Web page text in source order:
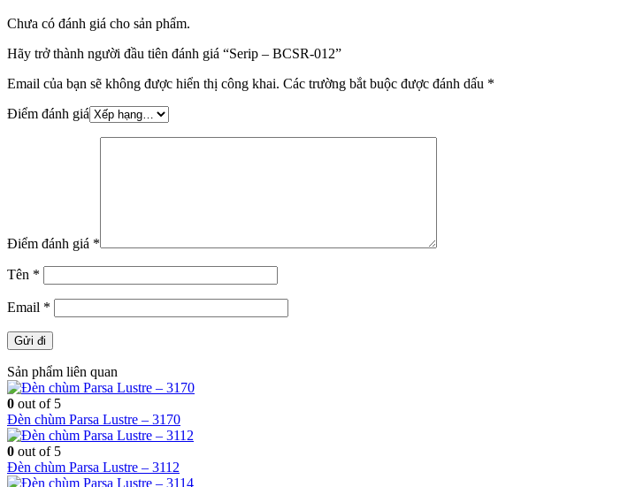
Chưa có đánh giá cho sản phẩm.
Hãy trở thành người đầu tiên đánh giá “Serip – BCSR-012”
Email của bạn sẽ không được hiển thị công khai. Các trường bắt buộc được đánh dấu *
Điểm đánh giá
Điểm đánh giá *
Tên *
Email *
Sản phẩm liên quan
0 out of 5
Đèn chùm Parsa Lustre – 3170
0 out of 5
Đèn chùm Parsa Lustre – 3112